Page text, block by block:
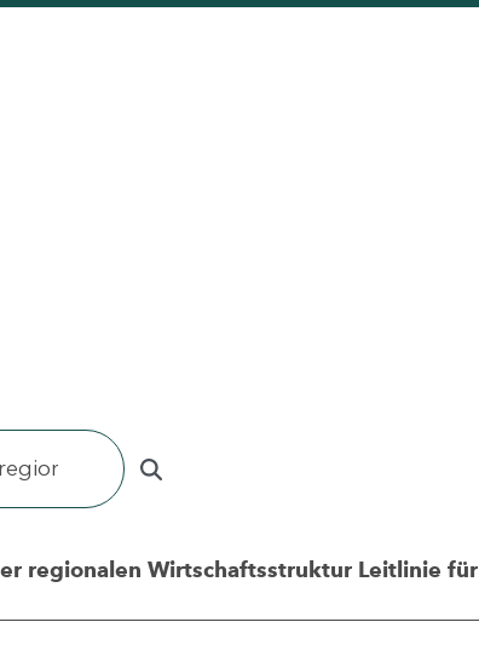
regionalen Wirtschaftsstruktur Leitlinie für